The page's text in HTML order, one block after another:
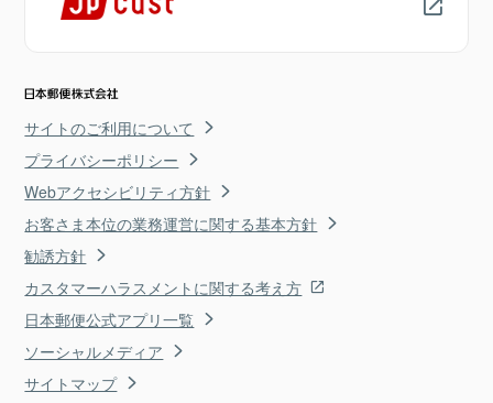
サイトのご利用について
プライバシーポリシー
Webアクセシビリティ方針
お客さま本位の業務運営に関する基本方針
勧誘方針
カスタマーハラスメントに関する考え方
日本郵便公式アプリ一覧
ソーシャルメディア
サイトマップ